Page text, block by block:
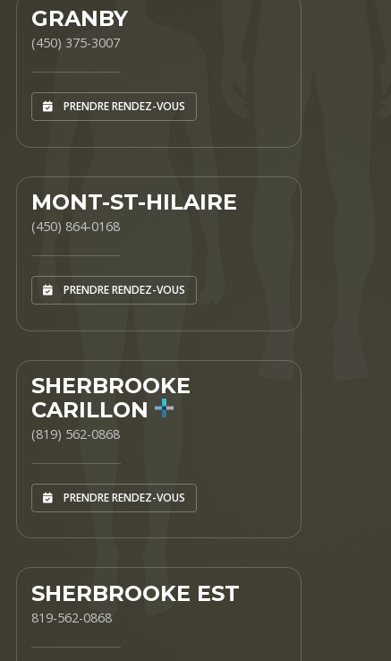
GRANBY
(450) 375-3007
PRENDRE RENDEZ-VOUS
MONT-ST-HILAIRE
(450) 864-0168
PRENDRE RENDEZ-VOUS
SHERBROOKE
CARILLON
(819) 562-0868
PRENDRE RENDEZ-VOUS
SHERBROOKE EST
819-562-0868